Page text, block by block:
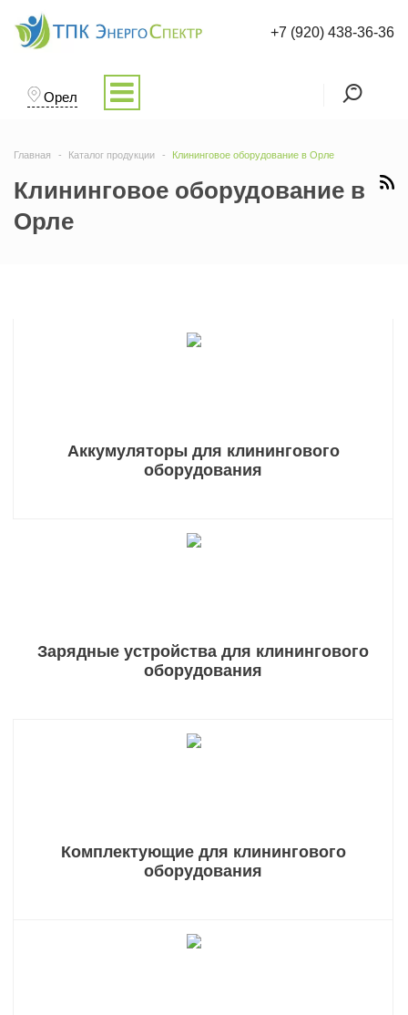
Орел
+7 (920) 438-36-36
Главная Каталог продукции Клининговое оборудование в Орле
Клининговое оборудование в
Орле
Аккумуляторы для клинингового
оборудования
Зарядные устройства для клинингового
оборудования
Комплектующие для клинингового
оборудования